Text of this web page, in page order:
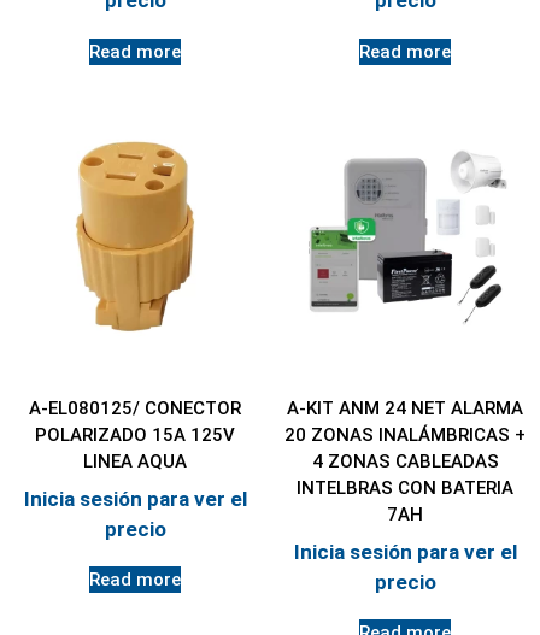
Read more Read more
A-EL080125/ CONECTOR
POLARIZADO 15A 125V
LINEA AQUA
Inicia sesión para ver el
precio
Read more
A-KIT ANM 24 NET ALARMA
20 ZONAS INALÁMBRICAS +
4 ZONAS CABLEADAS
INTELBRAS CON BATERIA
7AH
Inicia sesión para ver el
precio